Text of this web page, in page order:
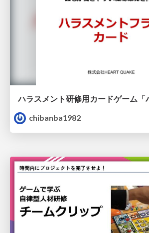
chibanba1982